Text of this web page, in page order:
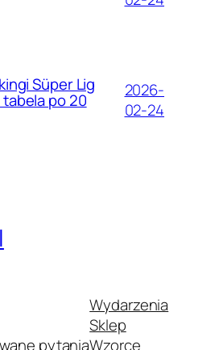
Süper Lig
po 20
2026-
02-24
pytania
Wydarzenia
Sklep
Wzorce